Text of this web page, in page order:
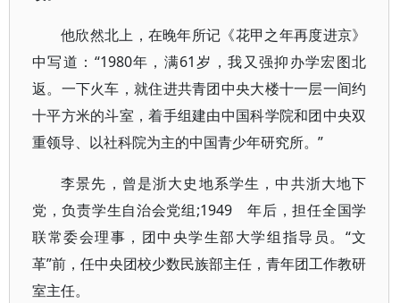
他欣然北上，在晚年所记《花甲之年再度进京》
中写道：“1980年，满61岁，我又强抑办学宏图北
返。一下火车，就住进共青团中央大楼十一层一间约
十平方米的斗室，着手组建由中国科学院和团中央双
重领导、以社科院为主的中国青少年研究所。”
李景先，曾是浙大史地系学生，中共浙大地下
党，负责学生自治会党组;1949 年后，担任全国学
联常委会理事，团中央学生部大学组指导员。“文
革”前，任中央团校少数民族部主任，青年团工作教研
室主任。